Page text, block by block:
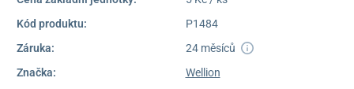
Kód produktu:
P1484
Záruka:
24 měsíců
Značka:
Wellion